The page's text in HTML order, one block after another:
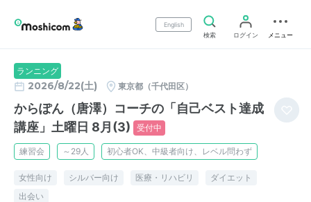
English
検索
ログイン メニュー
ランニング
2026/8/22(土) 東京都（千代田区）
からぽん（唐澤）コーチの「自己ベスト達成
講座」土曜日 8月(3)
受付中
練習会 ～29人 初心者OK、中級者向け、レベル問わず
女性向け シルバー向け 医療・リハビリ
ダイエット
出会い